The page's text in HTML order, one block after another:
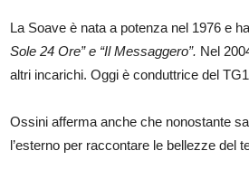
La Soave è nata a potenza nel 1976 e
Sole 24 Ore” e “Il Messaggero”. Nel
altri incarichi. Oggi è conduttrice del
Ossini afferma anche che nonostante
l’esterno per raccontare le bellezze del